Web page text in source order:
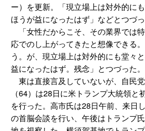
ー）を更新。「現立場上は対外的に
ほうが益になったはず」などとつづっ
「女性だからこそ、その業界では
応でのし上がってきたと想像できる
う。が、現立場上は対外的にも堂々
益になったはず。残念」とつづった。
東は直接言及していないが、自民
（64）は28日に米トランプ大統領と
を行った。高市氏は28日午前、来日
の首脳会談を行い、午後はトランプ